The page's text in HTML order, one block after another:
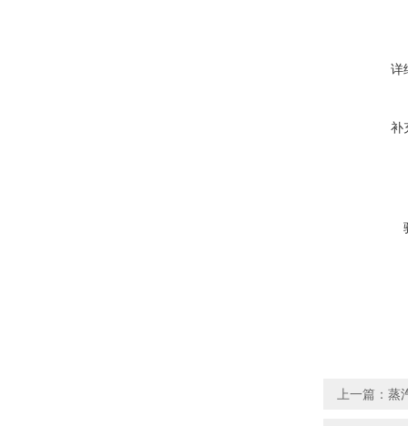
详
补
上一篇： 蒸